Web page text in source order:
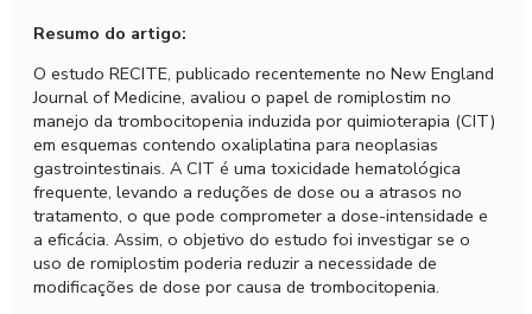
Resumo do artigo:
O estudo RECITE, publicado recentemente no New England
Journal of Medicine, avaliou o papel de romiplostim no
manejo da trombocitopenia induzida por quimioterapia (CIT)
em esquemas contendo oxaliplatina para neoplasias
gastrointestinais. A CIT é uma toxicidade hematológica
frequente, levando a reduções de dose ou a atrasos no
tratamento, o que pode comprometer a dose-intensidade e
a eficácia. Assim, o objetivo do estudo foi investigar se o
uso de romiplostim poderia reduzir a necessidade de
modificações de dose por causa de trombocitopenia.